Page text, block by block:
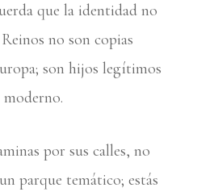
que la identidad no
no son copias
son hijos legítimos
por sus calles, no
parque temático; estás